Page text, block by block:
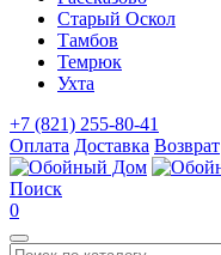
Старый Оскол
Тамбов
Темрюк
Ухта
+7 (821) 255-80-41
Оплата Доставка Возврат
Поиск
0